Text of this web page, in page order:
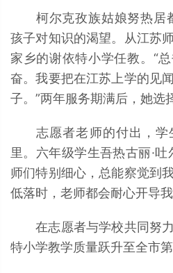
柯尔克孜族姑娘努热居
孩子对知识的渴望。从江苏
家乡的谢依特小学任教。“
奋。我要把在江苏上学的见
子。”两年服务期满后，她选
志愿者老师的付出，学
里。六年级学生吾热古丽·
师们特别细心，总能察觉到
低落时，老师都会耐心开导
在志愿者与学校共同努力
特小学教学质量跃升至全市第